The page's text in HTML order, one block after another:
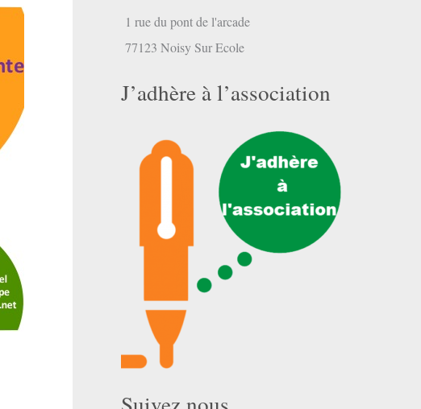
1 rue du pont de l'arcade
77123 Noisy Sur Ecole
J’adhère à l’association